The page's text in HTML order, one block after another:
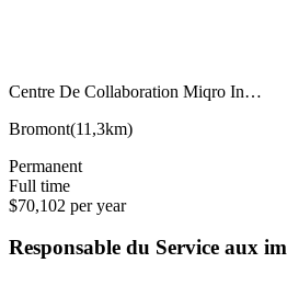
Centre De Collaboration Miqro In…
Bromont(11,3km)
Permanent
Full time
$70,102 per year
Responsable du Service aux